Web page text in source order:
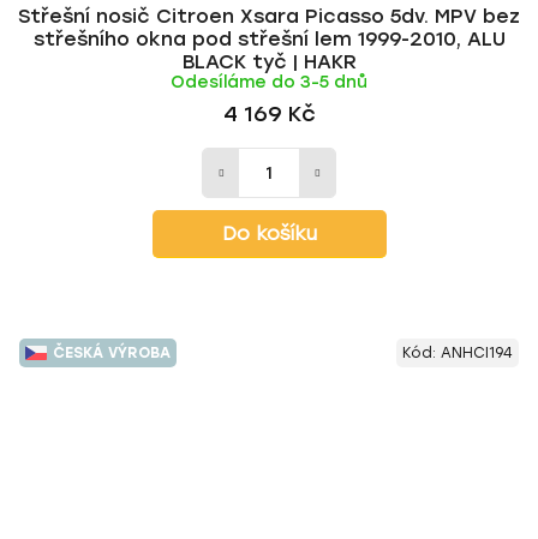
Střešní nosič Citroen Xsara Picasso 5dv. MPV bez
střešního okna pod střešní lem 1999-2010, ALU
BLACK tyč | HAKR
Odesíláme do 3-5 dnů
4 169 Kč
Do košíku
ČESKÁ VÝROBA Kód: ANHCI194